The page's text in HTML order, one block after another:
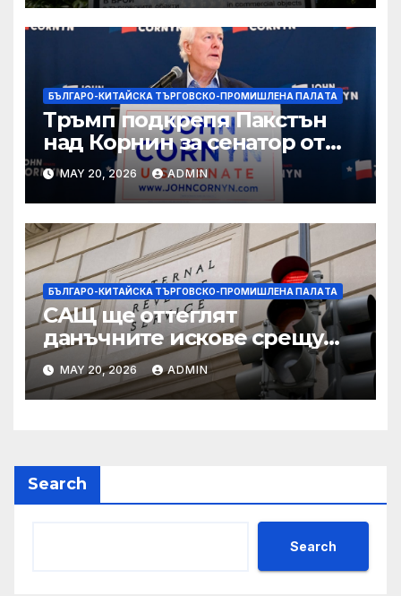
БЪЛГАРО-КИТАЙСКА ТЪРГОВСКО-ПРОМИШЛЕНА ПАЛAТА
Тръмп подкрепя Пакстън
над Корнин за сенатор от
Тексас в шокираща
подкрепа
MAY 20, 2026 ADMIN
БЪЛГАРО-КИТАЙСКА ТЪРГОВСКО-ПРОМИШЛЕНА ПАЛAТА
САЩ ще оттеглят
данъчните искове срещу
Тръмп „завинаги“ в
сделката за съдебно дело с
IRS
MAY 20, 2026 ADMIN
Search
Search